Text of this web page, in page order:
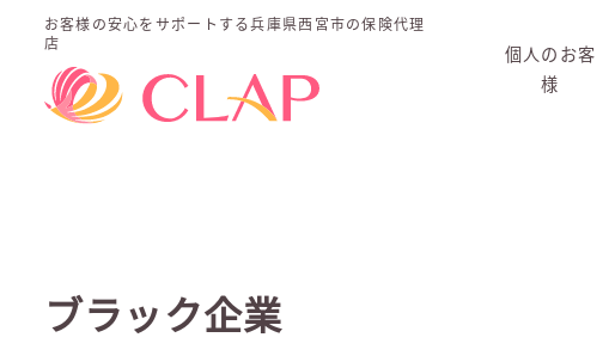
お客様の安心をサポートする兵庫県西宮市の保険代理
店
個人のお客
様
ブラック企業